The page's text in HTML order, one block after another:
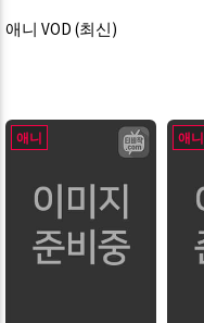
애니 VOD (최신)
애니 애니